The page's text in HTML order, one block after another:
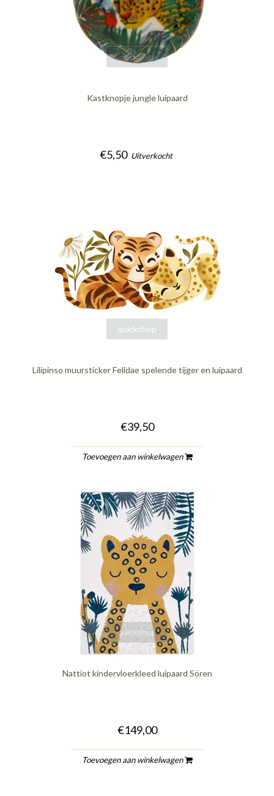
quickshop
Kastknopje jungle luipaard
€5,50 Uitverkocht
quickshop
Lilipinso muursticker Felidae spelende tijger en luipaard
€39,50
Toevoegen aan winkelwagen
quickshop
Nattiot kindervloerkleed luipaard Sören
€149,00
Toevoegen aan winkelwagen